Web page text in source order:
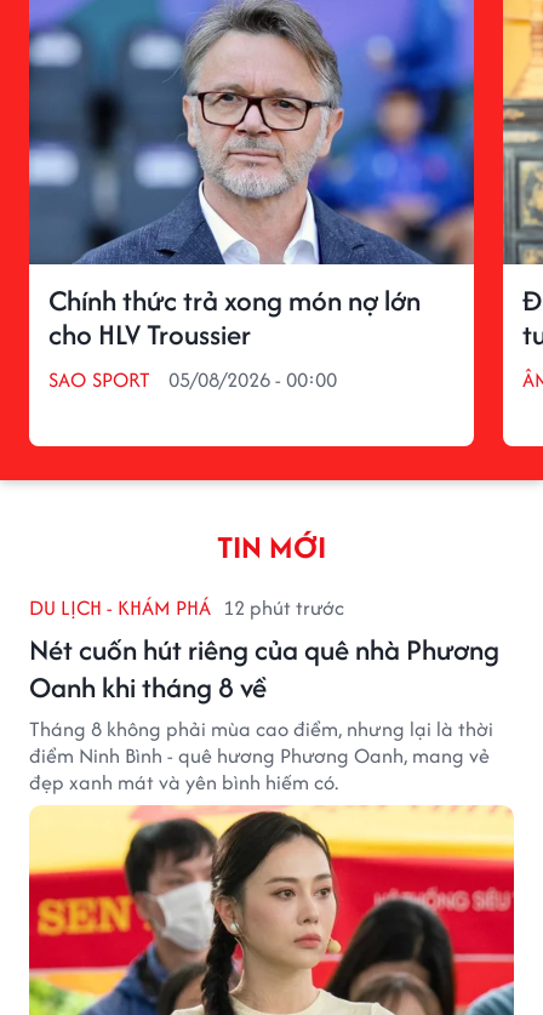
Chính thức trả xong món nợ lớn
cho HLV Troussier
SAO SPORT 05/08/2026 - 00:00
TIN MỚI
DU LỊCH - KHÁM PHÁ 12 phút trước
Nét cuốn hút riêng của quê nhà Phương
Oanh khi tháng 8 về
Tháng 8 không phải mùa cao điểm, nhưng lại là thời
điểm Ninh Bình - quê hương Phương Oanh, mang vẻ
đẹp xanh mát và yên bình hiếm có.